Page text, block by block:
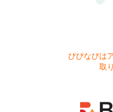
びびなびは
取